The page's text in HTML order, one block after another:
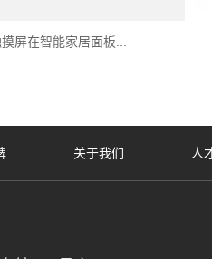
屏在智能家居面板...
关于我们 人